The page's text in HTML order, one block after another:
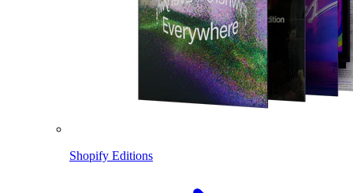
Shopify Editions